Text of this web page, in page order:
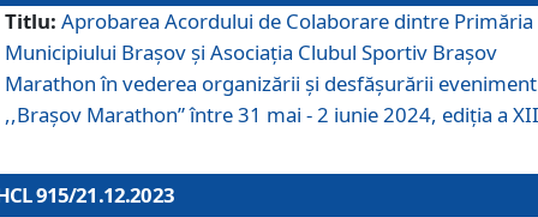
Titlu: Aprobarea Acordului de Colaborare dintre Primăria
Municipiului Brașov și Asociația Clubul Sportiv Brașov
Marathon în vederea organizării și desfășurării
,,Brașov Marathon” între 31 mai - 2 iunie 2024, ediția a
915/21.12.2023